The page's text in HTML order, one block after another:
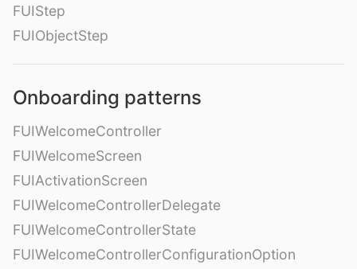
FUIStep
FUIObjectStep
Onboarding patterns
FUIWelcomeController
FUIWelcomeScreen
FUIActivationScreen
FUIWelcomeControllerDelegate
FUIWelcomeControllerState
FUIWelcomeControllerConfigurationOption